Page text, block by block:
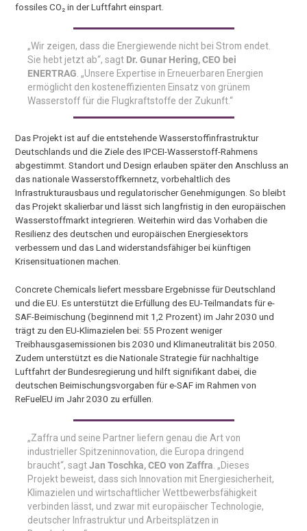
fossiles CO₂ in der Luftfahrt einspart.
„Wir zeigen, dass die Energiewende nicht bei Strom endet.
Sie hebt jetzt ab“, sagt Dr. Gunar Hering, CEO bei
ENERTRAG . „Unsere Expertise in Erneuerbaren Energien
ermöglicht den kosteneffizienten Einsatz von grünem
Wasserstoff für die Flugkraftstoffe der Zukunft.“
Das Projekt ist auf die entstehende Wasserstoffinfrastruktur
Deutschlands und die Ziele des IPCEI-Wasserstoff-Rahmens
abgestimmt. Standort und Design erlauben später den Anschluss an
das nationale Wasserstoffkernnetz, vorbehaltlich des
Infrastrukturausbaus und regulatorischer Genehmigungen. So bleibt
das Projekt skalierbar und lässt sich langfristig in den europäischen
Wasserstoffmarkt integrieren. Weiterhin wird das Vorhaben die
Resilienz des deutschen und europäischen Energiesektors
verbessern und das Land widerstandsfähiger bei künftigen
Krisensituationen machen.
Concrete Chemicals liefert messbare Ergebnisse für Deutschland
und die EU. Es unterstützt die Erfüllung des EU-Teilmandats für e-
SAF-Beimischung (beginnend mit 1,2 Prozent) im Jahr 2030 und
trägt zu den EU-Klimazielen bei: 55 Prozent weniger
Treibhausgasemissionen bis 2030 und Klimaneutralität bis 2050.
Zudem unterstützt es die Nationale Strategie für nachhaltige
Luftfahrt der Bundesregierung und hilft signifikant dabei, die
deutschen Beimischungsvorgaben für e-SAF im Rahmen von
ReFuelEU im Jahr 2030 zu erfüllen.
„Zaffra und seine Partner liefern genau die Art von
industrieller Spitzeninnovation, die Europa dringend
braucht“, sagtJan Toschka, CEO von Zaffra . „Dieses
Projekt beweist, dass sich Innovation mit Energiesicherheit,
Klimazielen und wirtschaftlicher Wettbewerbsfähigkeit
verbinden lässt, und zwar mit europäischer Technologie,
deutscher Infrastruktur und Arbeitsplätzen in